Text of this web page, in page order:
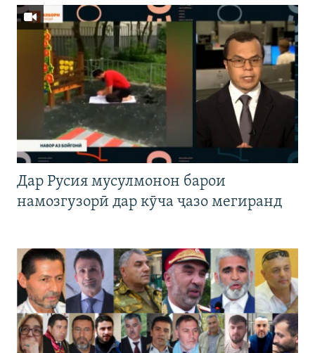
Дар Русия мусулмонон барои
намозгузорӣ дар кӯча ҷазо мегиранд